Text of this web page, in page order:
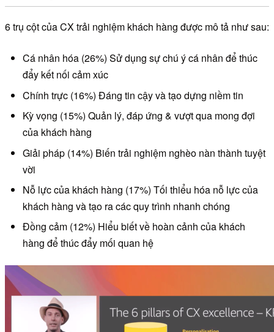
6 trụ cột của CX trải nghiệm khách hàng được mô tả như sau:
Cá nhân hóa (26%) Sử dụng sự chú ý cá nhân để thúc
đẩy kết nối cảm xúc
Chính trực (16%) Đáng tin cậy và tạo dựng niềm tin
Kỳ vọng (15%) Quản lý, đáp ứng & vượt qua mong đợi
của khách hàng
Giải pháp (14%) Biến trải nghiệm nghèo nàn thành tuyệt
vời
Nỗ lực của khách hàng (17%) Tối thiểu hóa nỗ lực của
khách hàng và tạo ra các quy trình nhanh chóng
Đồng cảm (12%) Hiểu biết về hoàn cảnh của khách
hàng để thúc đẩy mối quan hệ